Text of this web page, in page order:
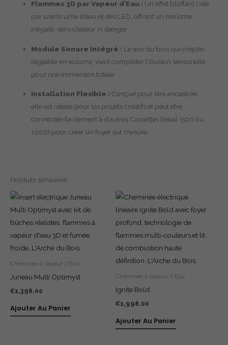
Flammes 3D par Vapeur d’Eau : Un effet bluffant créé
par une brume d’eau et des LED, offrant un réalisme
inégalé, sans chaleur ni danger.
Module Sonore Intégré : Le son du bois qui crépite,
réglable en volume, vient compléter l’illusion sensorielle
pour une immersion totale.
Installation Flexible : Conçue pour être encastrée,
elle est idéale pour les projets créatifs et peut être
connectée facilement à d’autres Cassettes Retail (500 ou
1000) pour créer un foyer sur mesure.
Produits similaires
Cheminée à Vapeur d'Eau
Juneau Multi Optimyst
€1,398.00
Ajouter Au Panier
Cheminée à Vapeur d'Eau
Ignite Bold
€1,998.00
Ajouter Au Panier